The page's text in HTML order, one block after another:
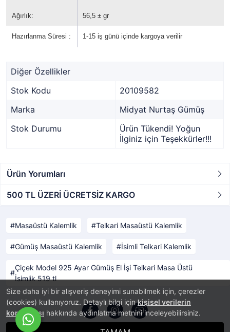
Size daha iyi bir alışveriş deneyimi sunabilmek için, çerezler
(cookies) kullanıyoruz. Detaylı bilgi içinkişisel verilerin
korunması hakkında aydınlatma metnini inceleyebilirsiniz.
Ağırlık: 56,5 ± gr
Hazırlanma Süresi : 1-15 iş günü içinde kargoya verilir
Diğer Özellikler
Stok Kodu
20109582
Marka
Midyat Nurtaş Gümüş
Stok Durumu
Ürün Tükendi! Yoğun
İlginiz için Teşekkürler!!!
Ürün Yorumları
500 TL ÜZERİ ÜCRETSİZ KARGO
Masaüstü Kalemlik Telkari Masaüstü Kalemlik
Gümüş Masaüstü Kalemlik İsimli Telkari Kalemlik
Çiçek Model 925 Ayar Gümüş El İşi Telkari Masa Üstü
İsimlik 519 tl